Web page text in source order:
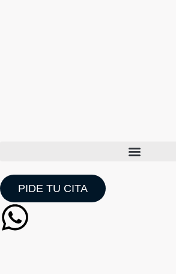
PIDE TU CITA